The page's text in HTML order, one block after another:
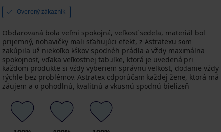
Overený zákazník
Obdarovaná bola veľmi spokojná, veľkosť sedela, materiál bol
prijemný, nohavičky mali sťahujúci efekt, z Astratexu som
zakúpila už niekoľko kśkov spodnéh prádla a vždy maximálna
spokojnosť, vďaka veľkostnej tabuľke, ktorá je uvedená pri
každom produkte si vždy vyberiem správnu veľkosť, dodanie vždy
rýchle bez problémov, Astratex odporúčam každej žene, ktorá má
záujem a o pohodlnú, kvalitnú a vkusnú spodnú bielizeň